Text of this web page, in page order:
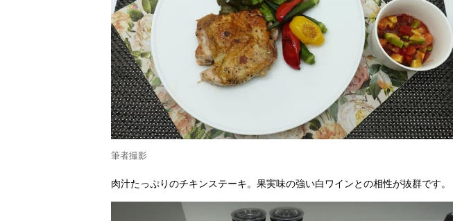
筆者撮影
肉汁たっぷりのチキンステーキ。果実味の強い白ワインとの相性が抜群です。